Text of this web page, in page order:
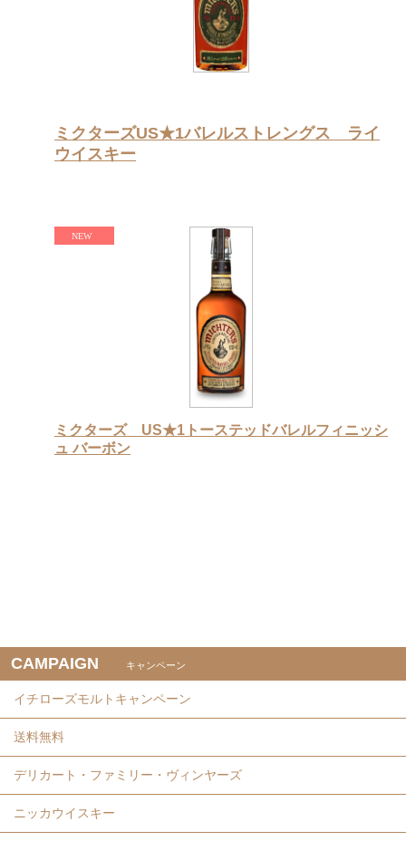
ミクターズUS★1バレルストレングス ライ
ウイスキー
ミクターズ US★1トーステッドバレルフィニッシ
ュ バーボン
CAMPAIGN キャンペーン
イチローズモルトキャンペーン
送料無料
デリカート・ファミリー・ヴィンヤーズ
ニッカウイスキー